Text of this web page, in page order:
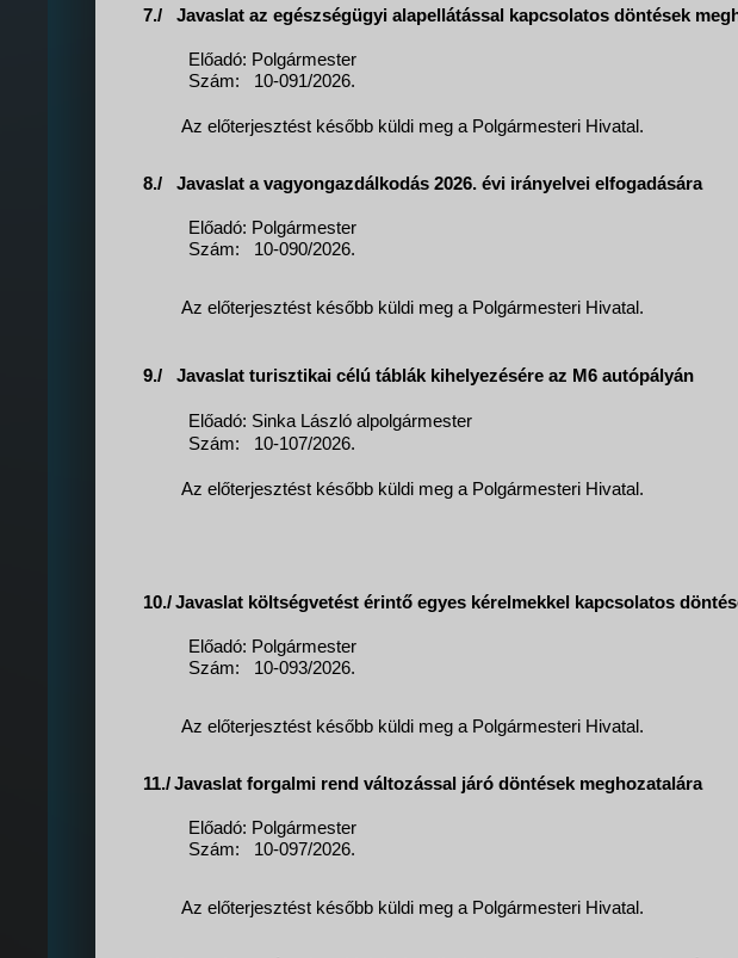
7./ Javaslat az egészségügyi alapellátással kapcsolatos döntések
Előadó: Polgármester
Szám:
10-091/2026.
Az előterjesztést később küldi meg a Polgármesteri Hivatal.
8./ Javaslat a vagyongazdálkodás 2026. évi irányelvei elfogadására
Előadó: Polgármester
Szám:
10-090/2026.
Az előterjesztést később küldi meg a Polgármesteri Hivatal.
9./ Javaslat turisztikai célú táblák kihelyezésére az M6 autópályán
Előadó: Sinka László alpolgármester
Szám:
10-107/2026.
Az előterjesztést később küldi meg a Polgármesteri Hivatal.
10./Javaslat költségvetést érintő egyes kérelmekkel kapcsolatos
Előadó: Polgármester
Szám:
10-093/2026.
Az előterjesztést később küldi meg a Polgármesteri Hivatal.
11./Javaslat forgalmi rend változással járó döntések meghozatalára
Előadó: Polgármester
Szám:
10-097/2026.
Az előterjesztést később küldi meg a Polgármesteri Hivatal.